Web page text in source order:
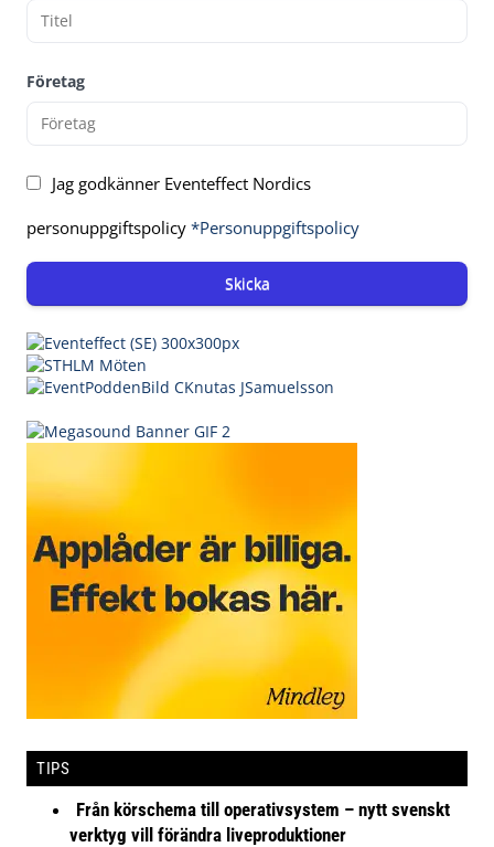
Företag
Jag godkänner Eventeffect Nordics
personuppgiftspolicy *Personuppgiftspolicy
Skicka
TIPS
Från körschema till operativsystem – nytt svenskt
verktyg vill förändra liveproduktioner